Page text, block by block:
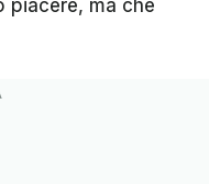
piacere, ma che